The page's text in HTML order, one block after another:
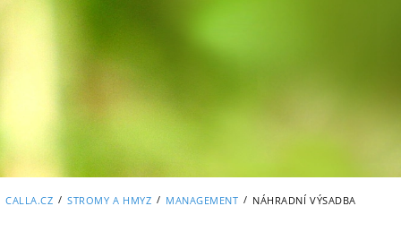
CALLA.CZ / STROMY A HMYZ / MANAGEMENT / NÁHRADNÍ VÝSADBA